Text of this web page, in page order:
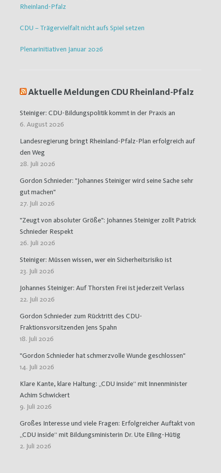
Rheinland-Pfalz
CDU – Trägervielfalt nicht aufs Spiel setzen
Plenarinitiativen Januar 2026
Aktuelle Meldungen CDU Rheinland-Pfalz
Steiniger: CDU-Bildungspolitik kommt in der Praxis an
6. August 2026
Landesregierung bringt Rheinland-Pfalz-Plan erfolgreich auf
den Weg
28. Juli 2026
Gordon Schnieder: "Johannes Steiniger wird seine Sache sehr
gut machen"
27. Juli 2026
"Zeugt von absoluter Größe": Johannes Steiniger zollt Patrick
Schnieder Respekt
26. Juli 2026
Steiniger: Müssen wissen, wer ein Sicherheitsrisiko ist
23. Juli 2026
Johannes Steiniger: Auf Thorsten Frei ist jederzeit Verlass
22. Juli 2026
Gordon Schnieder zum Rücktritt des CDU-
Fraktionsvorsitzenden Jens Spahn
18. Juli 2026
"Gordon Schnieder hat schmerzvolle Wunde geschlossen"
14. Juli 2026
Klare Kante, klare Haltung: „CDU inside“ mit Innenminister
Achim Schwickert
9. Juli 2026
Großes Interesse und viele Fragen: Erfolgreicher Auftakt von
„CDU inside“ mit Bildungsministerin Dr. Ute Eiling-Hütig
2. Juli 2026